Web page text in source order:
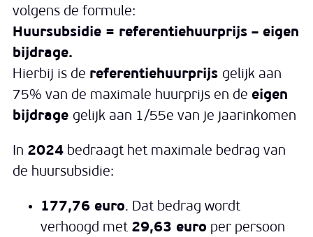
volgens de formule:
Huursubsidie = referentiehuurprijs – eigen
bijdrage.
Hierbij is de referentiehuurprijs gelijk aan
75% van de maximale huurprijs en de eigen
bijdrage gelijk aan 1/55e van je jaarinkomen
In 2024 bedraagt het maximale bedrag van
de huursubsidie:
177,76 euro. Dat bedrag wordt
verhoogd met 29,63 euro per persoon